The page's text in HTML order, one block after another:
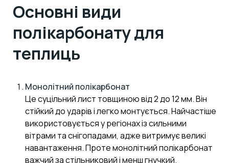
Основні види
полікарбонату для
теплиць
Монолітний полікарбонат
Це суцільний лист товщиною від 2 до 12 мм. Він
стійкий до ударів і легко монтується. Найчастіше
використовується у регіонах із сильними
вітрами та снігопадами, адже витримує великі
навантаження. Проте монолітний полікарбонат
важчий за стільниковий і менш гнучкий.